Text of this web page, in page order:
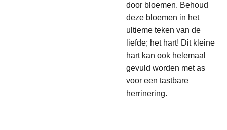
door bloemen. Behoud
deze bloemen in het
ultieme teken van de
liefde; het hart! Dit kleine
hart kan ook helemaal
gevuld worden met as
voor een tastbare
herrinering.